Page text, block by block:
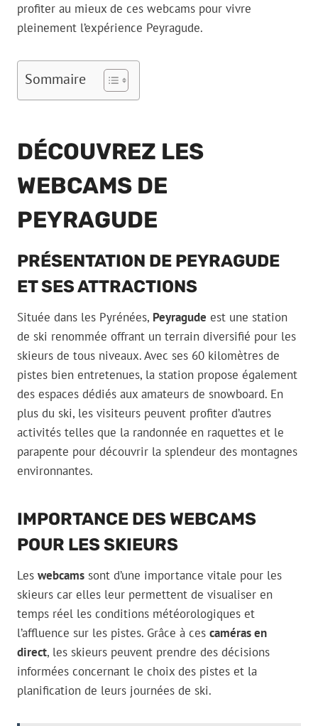
profiter au mieux de ces webcams pour vivre
pleinement l’expérience Peyragude.
Sommaire
DÉCOUVREZ LES
WEBCAMS DE
PEYRAGUDE
PRÉSENTATION DE PEYRAGUDE
ET SES ATTRACTIONS
Située dans les Pyrénées, Peyragude est une station
de ski renommée offrant un terrain diversifié pour les
skieurs de tous niveaux. Avec ses 60 kilomètres de
pistes bien entretenues, la station propose également
des espaces dédiés aux amateurs de snowboard. En
plus du ski, les visiteurs peuvent profiter d’autres
activités telles que la randonnée en raquettes et le
parapente pour découvrir la splendeur des montagnes
environnantes.
IMPORTANCE DES WEBCAMS
POUR LES SKIEURS
Les webcams sont d’une importance vitale pour les
skieurs car elles leur permettent de visualiser en
temps réel les conditions météorologiques et
l’affluence sur les pistes. Grâce à ces caméras en
direct, les skieurs peuvent prendre des décisions
informées concernant le choix des pistes et la
planification de leurs journées de ski.